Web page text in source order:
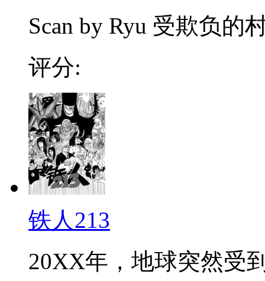
Scan by Ryu 受欺负的
评分:
铁人213
20XX年，地球突然受